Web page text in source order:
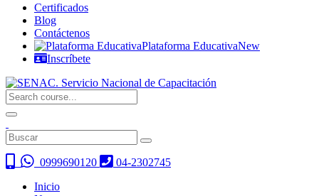
Certificados
Blog
Contáctenos
Plataforma EducativaNew
Inscríbete
0999690120
04-2302745
Inicio